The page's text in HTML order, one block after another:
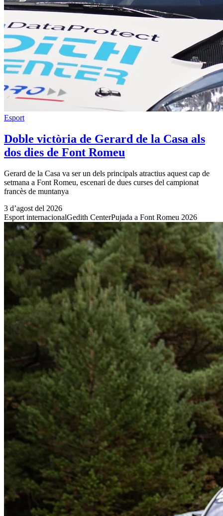
Esport
Doble victòria de Gerard de la Casa als
dos dies de Font Romeu
Gerard de la Casa va ser un dels principals atractius aquest cap de
setmana a Font Romeu, escenari de dues curses del campionat
francès de muntanya
3 d’agost del 2026
Esport internacionalGedith CenterPujada a Font Romeu 2026